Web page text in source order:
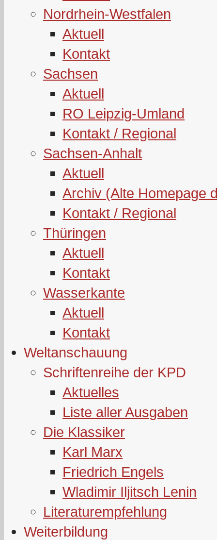
Nordrhein-Westfalen
Aktuell
Kontakt
Sachsen
Aktuell
RO Leipzig-Umland
Kontakt / Regional
Sachsen-Anhalt
Aktuell
Archiv (Alte Homepage
Kontakt / Regional
Thüringen
Aktuell
Kontakt
Wasserkante
Aktuell
Kontakt
Weltanschauung
Schriftenreihe der KPD
Aktuelles
Liste aller Ausgaben
Die Klassiker
Karl Marx
Friedrich Engels
Wladimir Iljitsch Lenin
Literaturempfehlung
Weiterbildung